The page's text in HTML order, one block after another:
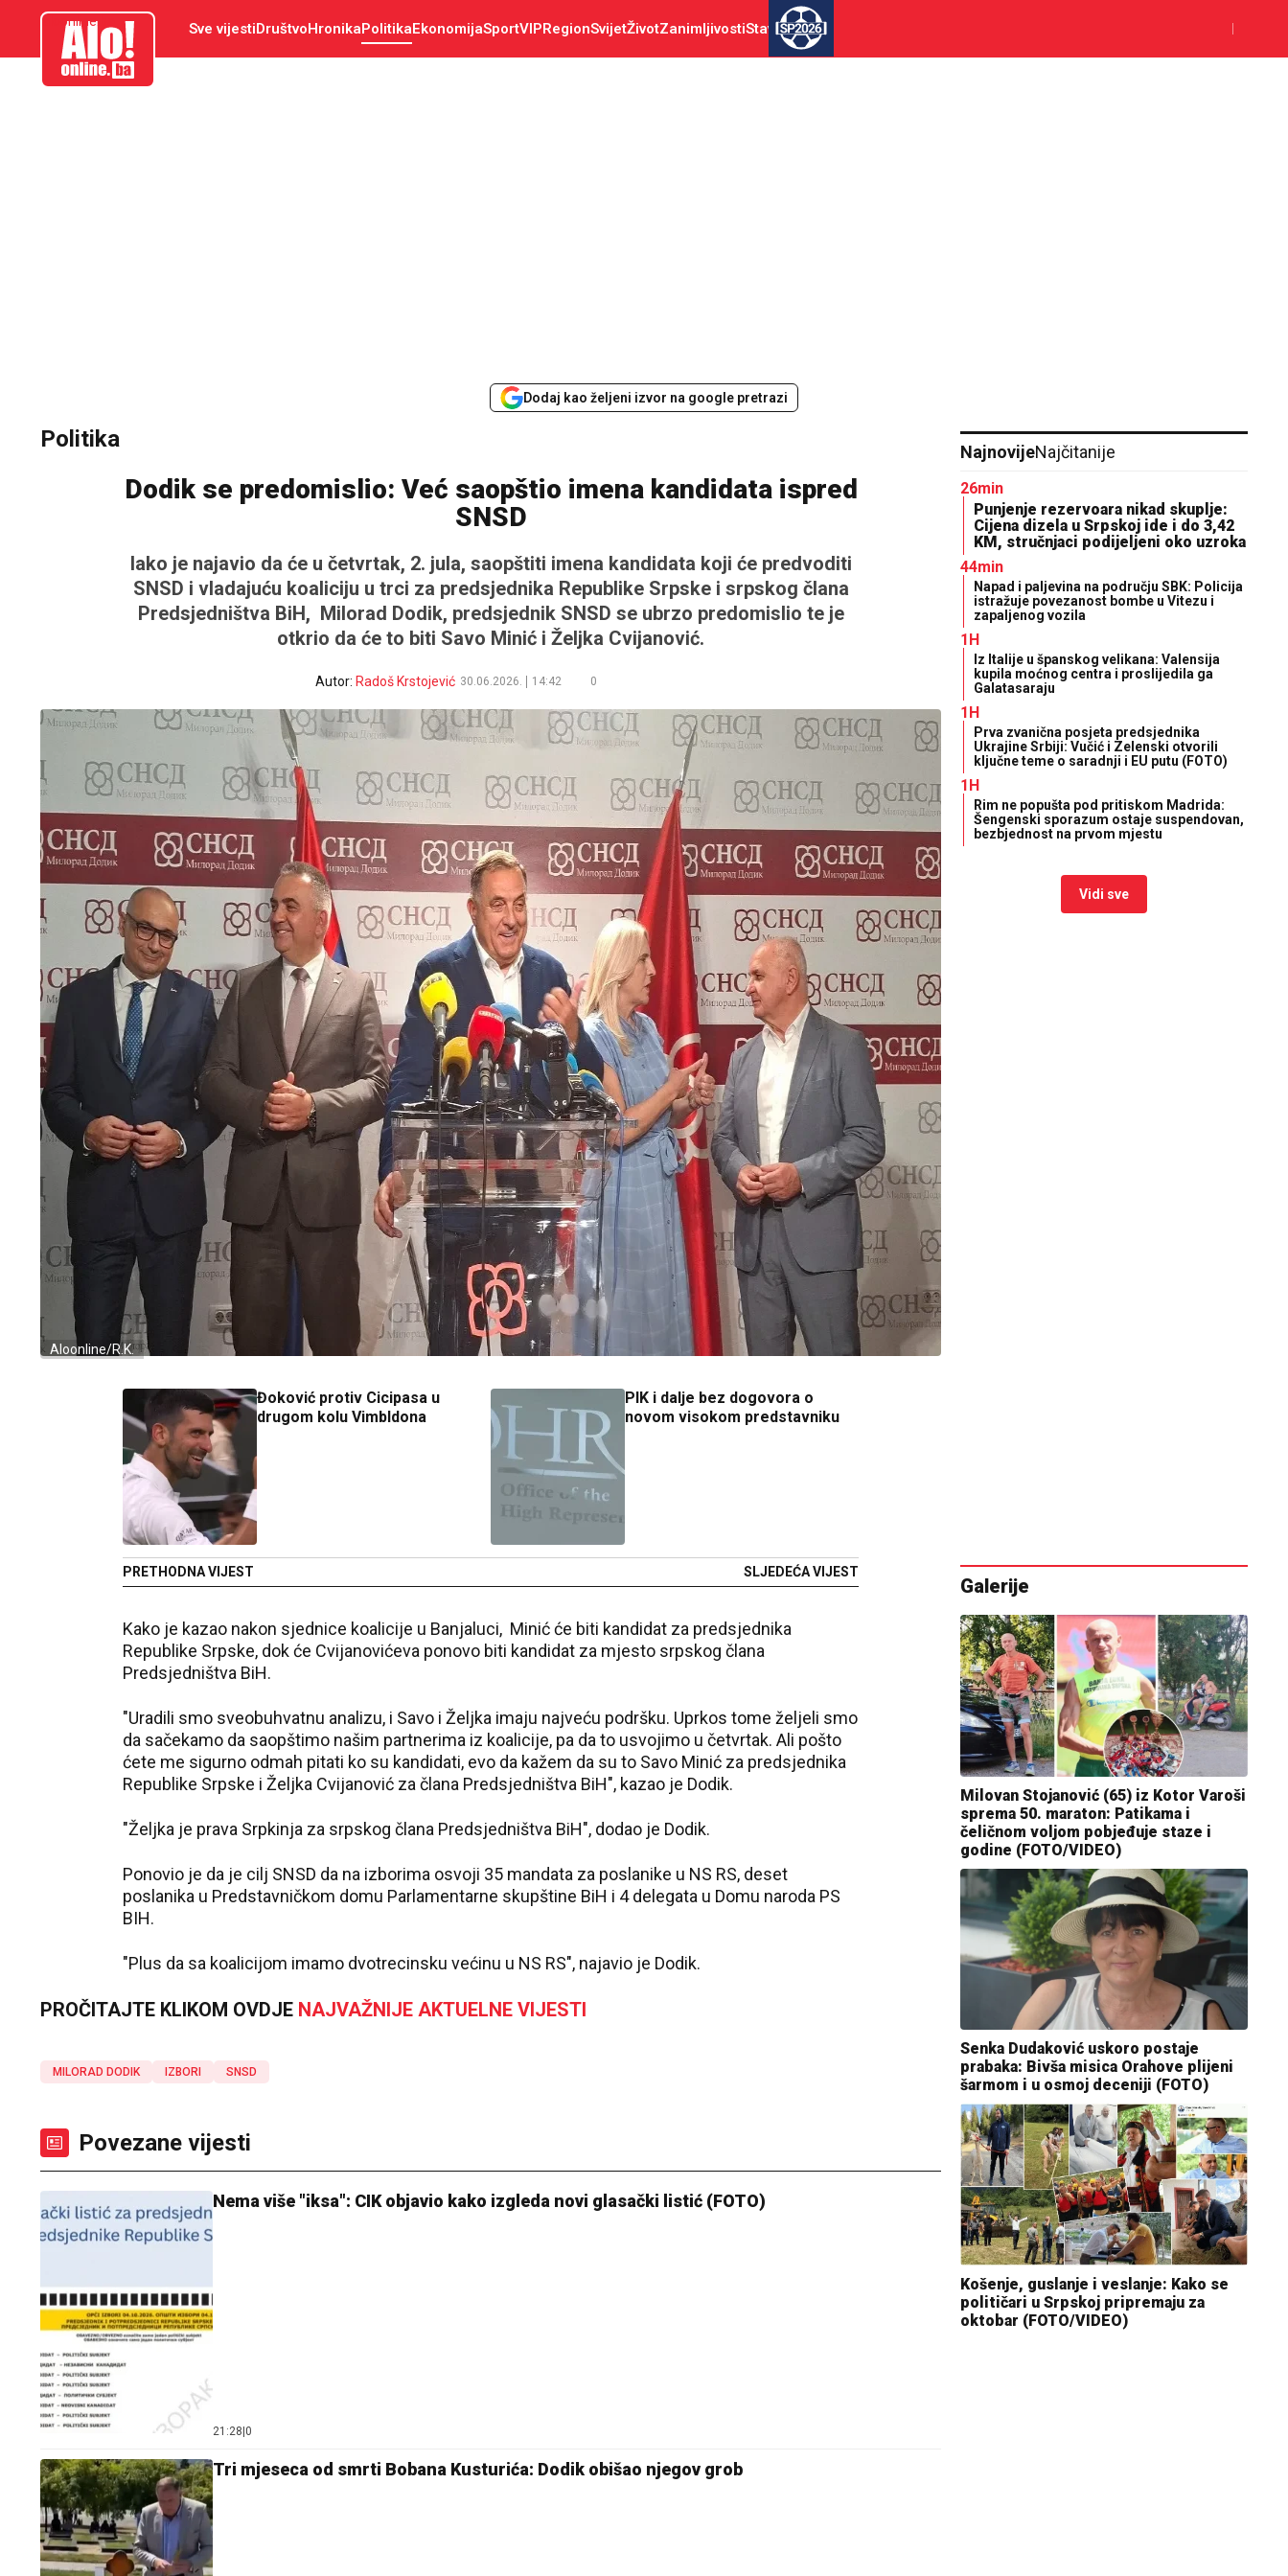
aloonline.ba Sve vijestiDruštvoHronikaPolitikaEkonomijaSportVIPRegionSvijetŽivotZanimljivostiStav SP2026
Dodaj kao željeni izvor na google pretrazi
Politika
Dodik se predomislio: Već saopštio imena kandidata ispred
SNSD
Iako je najavio da će u četvrtak, 2. jula, saopštiti imena kandidata koji će predvoditi
SNSD i vladajuću koaliciju u trci za predsjednika Republike Srpske i srpskog člana
Predsjedništva BiH, Milorad Dodik, predsjednik SNSD se ubrzo predomislio te je
otkrio da će to biti Savo Minić i Željka Cvijanović.
Autor: Radoš Krstojević 30.06.2026. 14:42 0
Aloonline/R.K.
Đoković protiv Cicipasa u
drugom kolu Vimbldona
PRETHODNA VIJEST
PIK i dalje bez dogovora o
novom visokom predstavniku
SLJEDEĆA VIJEST
Kako je kazao nakon sjednice koalicije u Banjaluci, Minić će biti kandidat za predsjednika
Republike Srpske, dok će Cvijanovićeva ponovo biti kandidat za mjesto srpskog člana
Predsjedništva BiH.
"Uradili smo sveobuhvatnu analizu, i Savo i Željka imaju najveću podršku. Uprkos tome željeli smo
da sačekamo da saopštimo našim partnerima iz koalicije, pa da to usvojimo u četvrtak. Ali pošto
ćete me sigurno odmah pitati ko su kandidati, evo da kažem da su to Savo Minić za predsjednika
Republike Srpske i Željka Cvijanović za člana Predsjedništva BiH", kazao je Dodik.
"Željka je prava Srpkinja za srpskog člana Predsjedništva BiH", dodao je Dodik.
Ponovio je da je cilj SNSD da na izborima osvoji 35 mandata za poslanike u NS RS, deset
poslanika u Predstavničkom domu Parlamentarne skupštine BiH i 4 delegata u Domu naroda PS
BIH.
"Plus da sa koalicijom imamo dvotrecinsku većinu u NS RS", najavio je Dodik.
PROČITAJTE KLIKOM OVDJE NAJVAŽNIJE AKTUELNE VIJESTI
MILORAD DODIK IZBORI SNSD
Povezane vijesti
Nema više "iksa": CIK objavio kako izgleda novi glasački listić (FOTO)
21:28 0
Tri mjeseca od smrti Bobana Kusturića: Dodik obišao njegov grob
NajnovijeNajčitanije
26min
Punjenje rezervoara nikad skuplje:
Cijena dizela u Srpskoj ide i do 3,42
KM, stručnjaci podijeljeni oko uzroka
44min
Napad i paljevina na području SBK: Policija
istražuje povezanost bombe u Vitezu i
zapaljenog vozila
1H
Iz Italije u španskog velikana: Valensija
kupila moćnog centra i proslijedila ga
Galatasaraju
1H
Prva zvanična posjeta predsjednika
Ukrajine Srbiji: Vučić i Zelenski otvorili
ključne teme o saradnji i EU putu (FOTO)
1H
Rim ne popušta pod pritiskom Madrida:
Šengenski sporazum ostaje suspendovan,
bezbjednost na prvom mjestu
Vidi sve
Galerije
Milovan Stojanović (65) iz Kotor Varoši
sprema 50. maraton: Patikama i
čeličnom voljom pobjeđuje staze i
godine (FOTO/VIDEO)
Senka Dudaković uskoro postaje
prabaka: Bivša misica Orahove plijeni
šarmom i u osmoj deceniji (FOTO)
Košenje, guslanje i veslanje: Kako se
političari u Srpskoj pripremaju za
oktobar (FOTO/VIDEO)